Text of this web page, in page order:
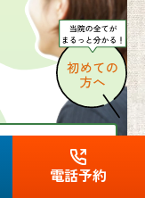
電話予約